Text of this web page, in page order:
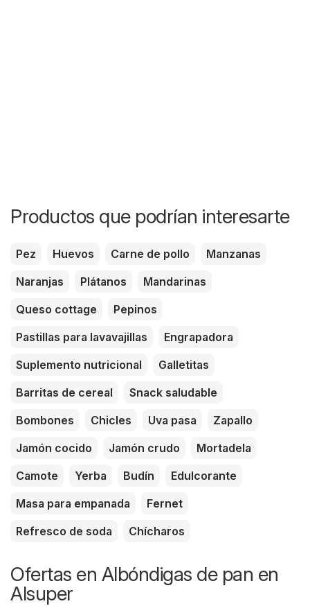
Productos que podrían interesarte
Pez Huevos Carne de pollo
Manzanas
Naranjas
Plátanos
Mandarinas
Queso cottage
Pepinos
Pastillas para lavavajillas
Engrapadora
Suplemento nutricional
Galletitas
Barritas de cereal
Snack saludable
Bombones
Chicles Uva pasa
Zapallo
Jamón cocido
Jamón crudo
Mortadela
Camote
Yerba Budín
Edulcorante
Masa para empanada
Fernet
Refresco de soda
Chícharos
Ofertas en Albóndigas de pan en
Alsuper